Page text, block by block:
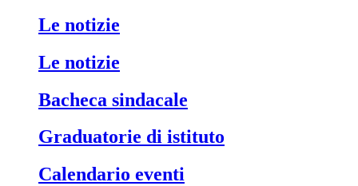
Le notizie
Le notizie
Bacheca sindacale
Graduatorie di istituto
Calendario eventi